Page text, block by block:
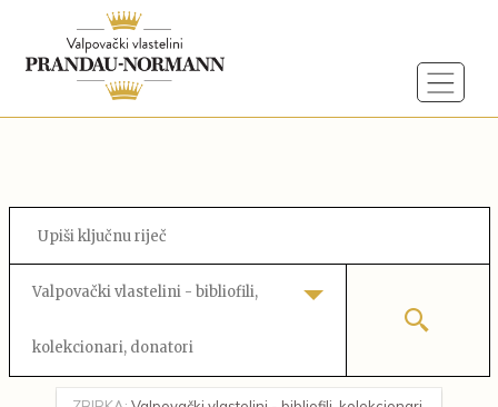
Valpovački vlastelini - bibliofili,
kolekcionari, donatori